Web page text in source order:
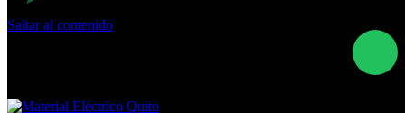
Saltar al contenido